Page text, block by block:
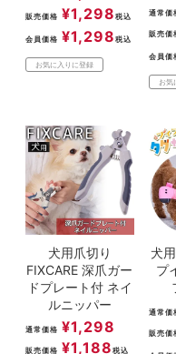
販売価格 ¥1,298 税込
会員価格 ¥1,298 税込
お気に入りに登録
通常価
販売価
会員価
お気
犬用爪切り
FIXCARE 深爪ガー
ドプレート付 ネイ
ルニッパー
通常価格 ¥1,298
販売価格 ¥1,188 税込
犬
プ
通常価
販売価